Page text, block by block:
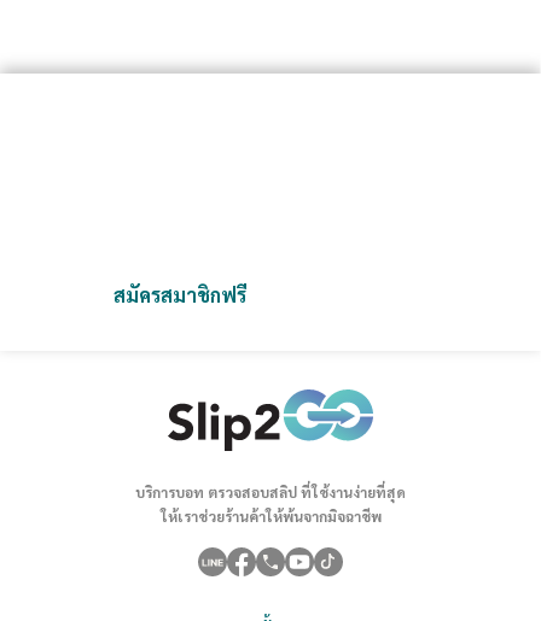
สมัครสมาชิกฟรี
บริการบอท ตรวจสอบสลิป ที่ใช้งานง่ายที่สุด
ให้เราช่วยร้านค้าให้พ้นจากมิจฉาชีพ